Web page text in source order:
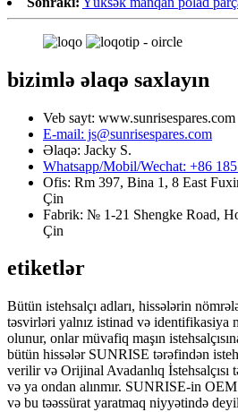
bizimlə əlaqə saxlayın
Veb sayt: www.sunrisespares.com
E-mail: js@sunrisespares.com
Əlaqə: Jacky S.
Whatsapp/Mobil/Wechat: +86
Ofis: Rm 397, Bina 1, 8 East
Çin
Fabrik: № 1-21 Shengke Road,
Çin
etiketlər
Bütün istehsalçı adları, hissələrin
təsvirləri yalnız istinad və identifikasiya
olunur, onlar müvafiq maşın
bütün hissələr SUNRISE tərəfindən
verilir və Orijinal Avadanlıq İstehsalçısı
və ya ondan alınmır. SUNRISE-in
və bu təəssürat yaratmaq niyyətində